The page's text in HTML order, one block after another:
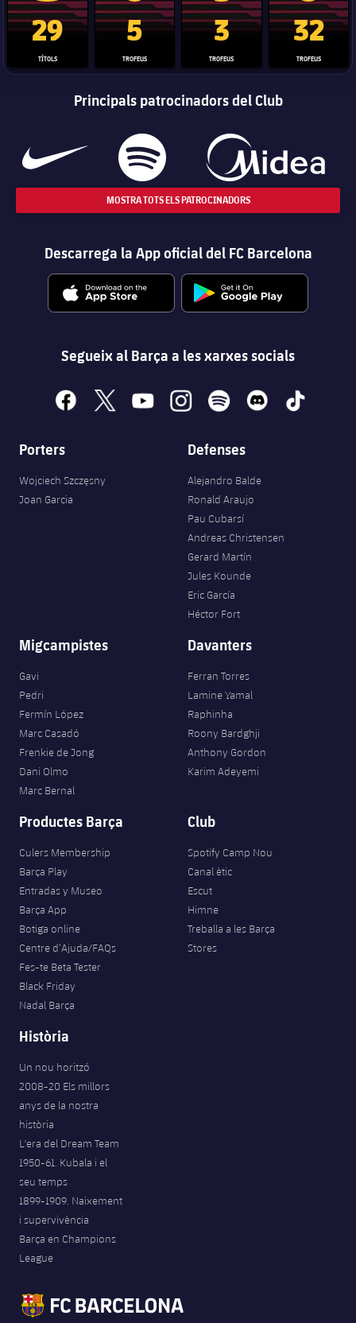
Trofeu de la Liga
29
TÍTOLS
Trofeu de la Lliga de Campions
5
TROFEUS
Trofeu del Mundial de Clubs
3
TROFEUS
Copa del
32
TROFEUS
Principals patrocinadors del Club
MOSTRA TOTS ELS PATROCINADORS
Descarrega la App oficial del FC Barcelona
Segueix al Barça a les xarxes socials
facebook
x youtubeinstagramspotify discord tiktok
Porters
Wojciech Szczęsny
Joan Garcia
Defenses
Alejandro Balde
Ronald Araujo
Pau Cubarsí
Andreas Christensen
Gerard Martín
Jules Kounde
Eric García
Héctor Fort
Migcampistes
Gavi
Pedri
Fermín López
Marc Casadó
Frenkie de Jong
Dani Olmo
Marc Bernal
Davanters
Ferran Torres
Lamine Yamal
Raphinha
Roony Bardghji
Anthony Gordon
Karim Adeyemi
Productes Barça
Culers Membership
Barça Play
Entradas y Museo
Barça App
Botiga online
Centre d’Ajuda/FAQs
Fes-te Beta Tester
Black Friday
Nadal Barça
Club
Spotify Camp Nou
Canal ètic
Escut
Himne
Treballa a les Barça
Stores
Història
Un nou horitzó
2008-20 Els millors
anys de la nostra
història
L'era del Dream Team
1950-61. Kubala i el
seu temps
1899-1909. Naixement
i supervivència
Barça en Champions
League